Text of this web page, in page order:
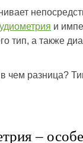
и
тип, а также
чем разница?
–